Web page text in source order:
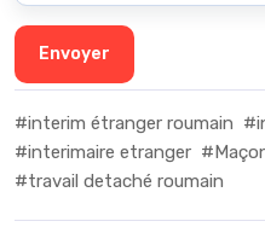
#interim étranger roumain
#interimaire etranger
#travail detaché roumain